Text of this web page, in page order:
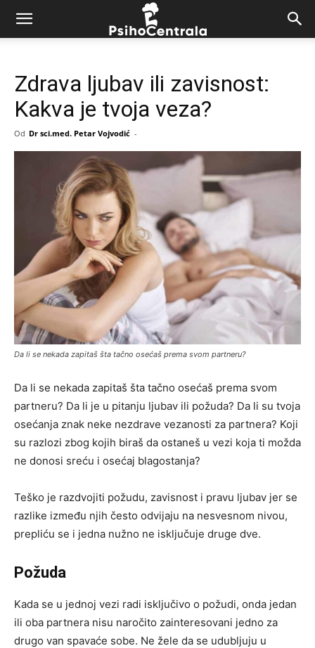
Zdrava ljubav ili zavisnost:
Kakva je tvoja veza?
Od Dr sci.med. Petar Vojvodić -
Da li se nekada zapitaš šta tačno osećaš prema svom partneru?
Da li se nekada zapitaš šta tačno osećaš prema svom
partneru? Da li je u pitanju ljubav ili požuda? Da li su tvoja
osećanja znak neke nezdrave vezanosti za partnera? Koji
su razlozi zbog kojih biraš da ostaneš u vezi koja ti možda
ne donosi sreću i osećaj blagostanja?
Teško je razdvojiti požudu, zavisnost i pravu ljubav jer se
razlike između njih često odvijaju na nesvesnom nivou,
prepliću se i jedna nužno ne isključuje druge dve.
Požuda
Kada se u jednoj vezi radi isključivo o požudi, onda jedan
ili oba partnera nisu naročito zainteresovani jedno za
drugo van spavaće sobe. Ne žele da se udubljuju u